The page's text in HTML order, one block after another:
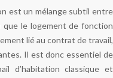
est un mélange subtil entre
le logement de fonction
lié au contrat de travail,
Il est donc essentiel de
d’habitation classique et